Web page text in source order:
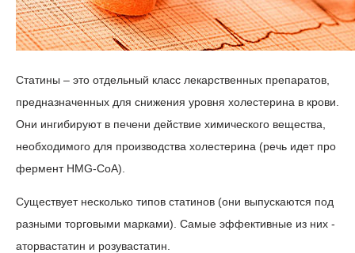
Статины – это отдельный класс лекарственных препаратов,
предназначенных для снижения уровня холестерина в крови.
Они ингибируют в печени действие химического вещества,
необходимого для производства холестерина (речь идет про
фермент HMG-CoA).
Существует несколько типов статинов (они выпускаются под
разными торговыми марками). Самые эффективные из них -
аторвастатин и розувастатин.